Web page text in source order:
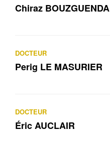
Chiraz BOUZGUENDA
DOCTEUR
Perig LE MASURIER
DOCTEUR
Éric AUCLAIR